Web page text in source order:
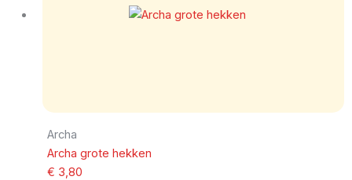
Archa
Archa grote hekken
€ 3,80